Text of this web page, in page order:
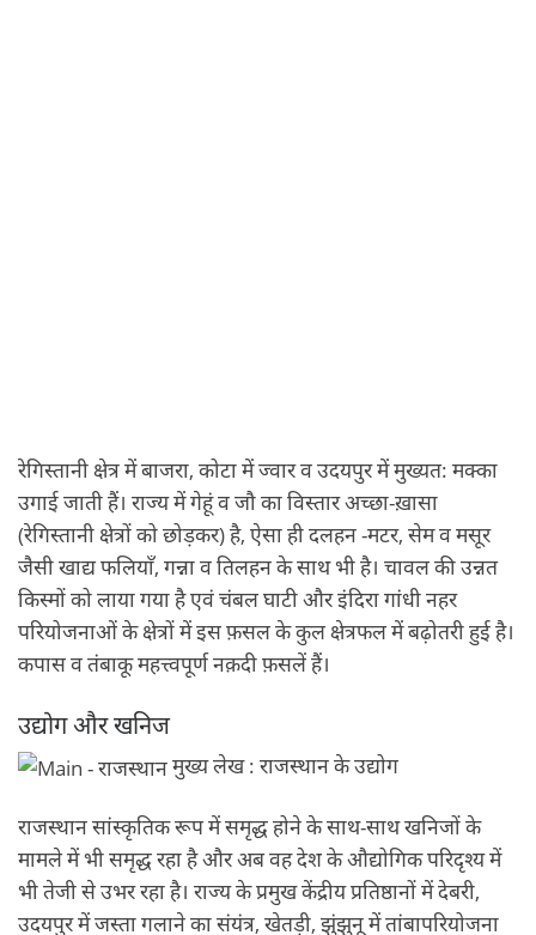
रेगिस्तानी क्षेत्र में बाजरा, कोटा में ज्वार व उदयपुर में मुख्यत: मक्का
उगाई जाती हैं। राज्य में गेहूं व जौ का विस्तार अच्छा-ख़ासा
(रेगिस्तानी क्षेत्रों को छोड़कर) है, ऐसा ही दलहन -मटर, सेम व मसूर
जैसी खाद्य फलियाँ, गन्ना व तिलहन के साथ भी है। चावल की उन्नत
किस्मों को लाया गया है एवं चंबल घाटी और इंदिरा गांधी नहर
परियोजनाओं के क्षेत्रों में इस फ़सल के कुल क्षेत्रफल में बढ़ोतरी हुई है।
कपास व तंबाकू महत्त्वपूर्ण नक़दी फ़सलें हैं।
उद्योग और खनिज
मुख्य लेख : राजस्थान के उद्योग
राजस्थान सांस्कृतिक रूप में समृद्ध होने के साथ-साथ खनिजों के
मामले में भी समृद्ध रहा है और अब वह देश के औद्योगिक परिदृश्य में
भी तेजी से उभर रहा है। राज्य के प्रमुख केंद्रीय प्रतिष्ठानों में देबरी,
उदयपुर में जस्ता गलाने का संयंत्र, खेतड़ी, झुंझुनू में तांबापरियोजना